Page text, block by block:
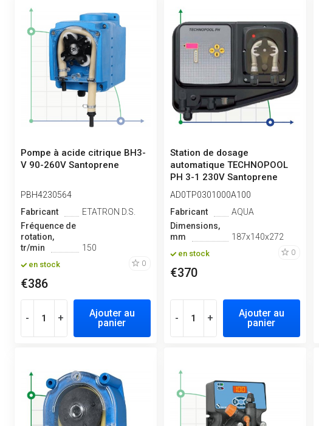
Pompe à acide citrique BH3-
V 90-260V Santoprene
PBH4230564
Fabricant
ETATRON D.S.
Fréquence de
rotation,
tr/min
150
en stock 0
€386
- +
Ajouter au
panier
Station de dosage
automatique TECHNOPOOL
PH 3-1 230V Santoprene
AD0TP0301000A100
Fabricant
AQUA
Dimensions,
mm
187x140x272
en stock 0
€370
- +
Ajouter au
panier